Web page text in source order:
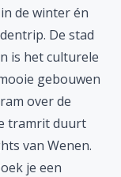
de winter én
De stad
is het culturele
gebouwen
over de
tramrit duurt
van Wenen.
je een